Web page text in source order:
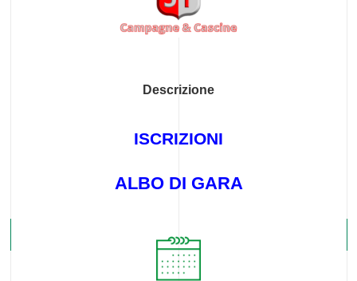
Descrizione
ISCRIZIONI
ALBO DI GARA